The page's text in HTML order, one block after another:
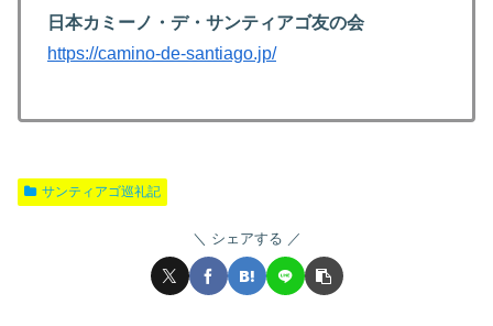
日本カミーノ・デ・サンティアゴ友の会
https://camino-de-santiago.jp/
サンティアゴ巡礼記
シェアする